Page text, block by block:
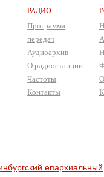
РАДИО
Программа
передач
Аудиоархив
О радиостанции
Частоты
Контакты
епархиальный